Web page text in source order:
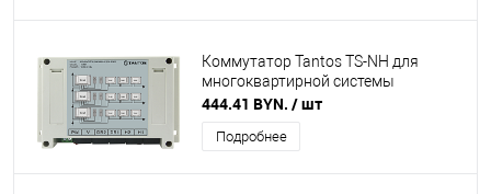
Коммутатор Tantos TS-NH для
многоквартирной системы
444.41 BYN. / шт
Подробнее